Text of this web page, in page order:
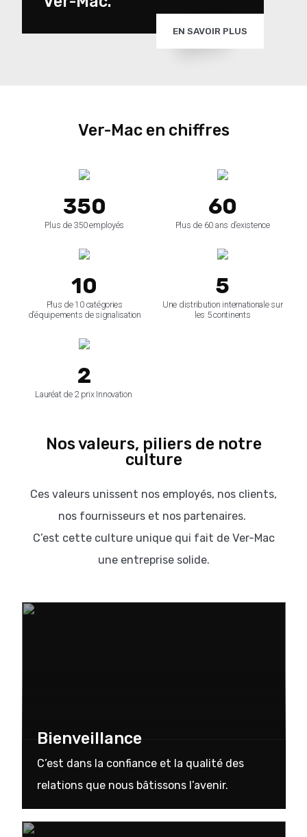
EN SAVOIR PLUS
Ver-Mac en chiffres
350
Plus de 350 employés
60
Plus de 60 ans d’existence
10
Plus de 10 catégories
d’équipements de signalisation
5
Une distribution internationale sur
les 5 continents
2
Lauréat de 2 prix Innovation
Nos valeurs, piliers de notre
culture
Ces valeurs unissent nos employés, nos clients,
nos fournisseurs et nos partenaires.
C’est cette culture unique qui fait de Ver-Mac
une entreprise solide.
Bienveillance
C’est dans la confiance et la qualité des
relations que nous bâtissons l’avenir.